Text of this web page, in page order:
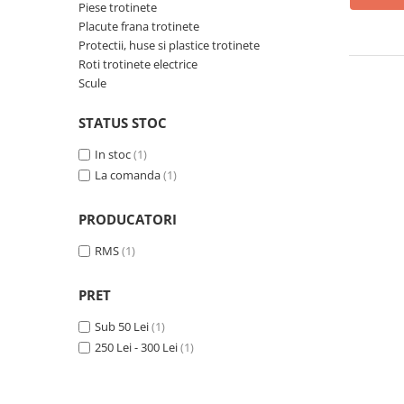
Vehicule Electrice
Anvelope biciclete/scuter electrice
Anvelope trotinete
Aripi trotinete
Discuri frana trotinete
Diverse piese
Far trotineta
Piese trotinete
Placute frana trotinete
Protectii, huse si plastice trotinete
Roti trotinete electrice
Scule
STATUS STOC
In stoc(1)
La comanda(1)
PRODUCATORI
RMS(1)
PRET
Sub 50 Lei(1)
250 Lei - 300 Lei(1)